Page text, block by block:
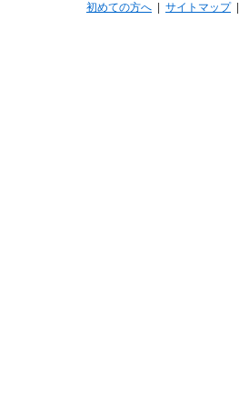
初めての方へ サイトマップ|